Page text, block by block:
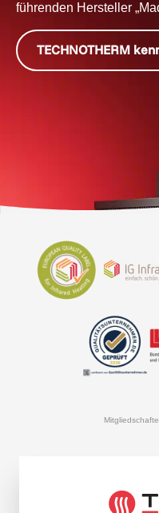
führenden Hersteller
TECHNOTHERM